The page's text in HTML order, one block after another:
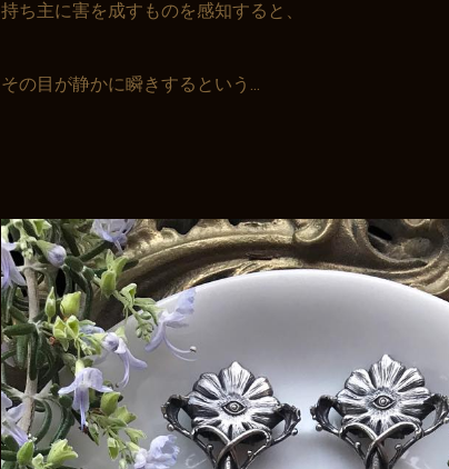
持ち主に害を成すものを感知すると、
その目が静かに瞬きするという...